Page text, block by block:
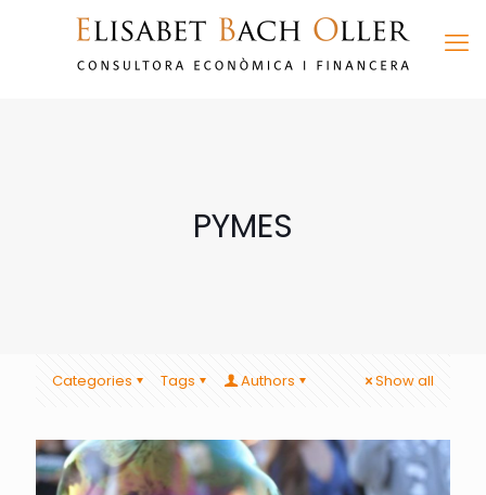
PYMES
Categories Tags Authors Show all